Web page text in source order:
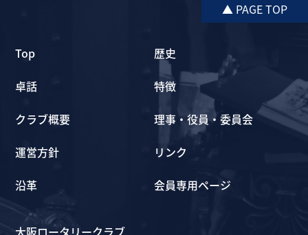
▲ PAGE TOP
Top
卓話
クラブ概要
運営方針
沿革
歴史
特徴
理事・役員・委員会
リンク
会員専用ページ